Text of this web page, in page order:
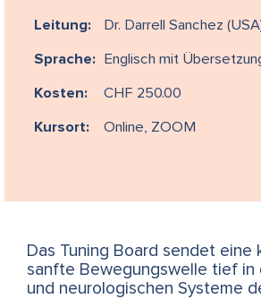
Leitung: Dr. Darrell Sanchez
Sprache: Englisch mit
Kosten: CHF 250.00
Kursort: Online, ZOOM
Das Tuning Board sendet eine
sanfte Bewegungswelle tief in
und neurologischen Systeme